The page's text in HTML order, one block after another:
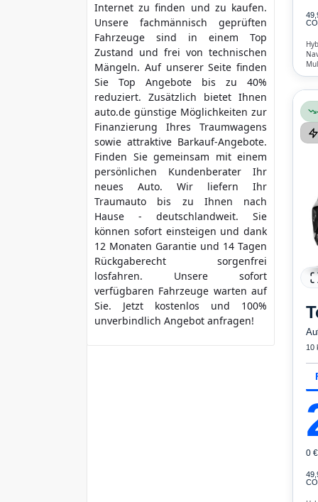
Internet zu finden und zu kaufen.
Unsere fachmännisch geprüften
Fahrzeuge sind in einem Top
Zustand und frei von technischen
Mängeln. Auf unserer Seite finden
Sie Top Angebote bis zu 40%
reduziert. Zusätzlich bietet Ihnen
auto.de günstige Möglichkeiten zur
Finanzierung Ihres Traumwagens
sowie attraktive Barkauf-Angebote.
Finden Sie gemeinsam mit einem
persönlichen Kundenberater Ihr
neues Auto. Wir liefern Ihr
Traumauto bis zu Ihnen nach
Hause - deutschlandweit. Sie
können sofort einsteigen und dank
12 Monaten Garantie und 14 Tagen
Rückgaberecht sorgenfrei
losfahren. Unsere sofort
verfügbaren Fahrzeuge warten auf
Sie. Jetzt kostenlos und 100%
unverbindlich Angebot anfragen!
10
0